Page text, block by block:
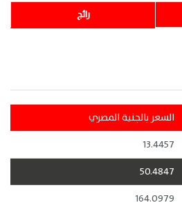
رائج
السعر بالجنية المصري
13.4457
50.4847
164.0979